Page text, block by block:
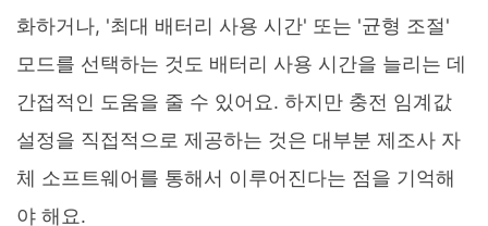
화하거나, '최대 배터리 사용 시간' 또는 '균형 조절'
모드를 선택하는 것도 배터리 사용 시간을 늘리는 데
간접적인 도움을 줄 수 있어요. 하지만 충전 임계값
설정을 직접적으로 제공하는 것은 대부분 제조사 자
체 소프트웨어를 통해서 이루어진다는 점을 기억해
야 해요.